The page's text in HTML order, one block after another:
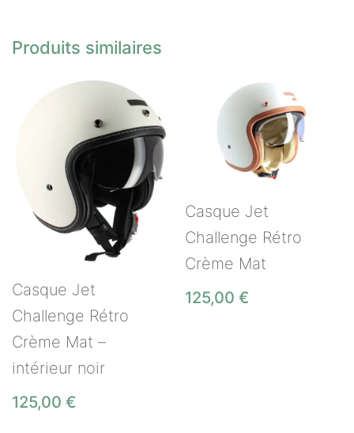
Produits similaires
Casque Jet
Challenge Rétro
Crème Mat –
intérieur noir
125,00 €
Casque Jet
Challenge Rétro
Crème Mat
125,00 €